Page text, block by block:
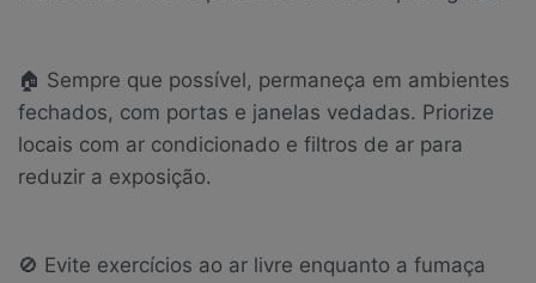
🏠 Sempre que possível, permaneça em ambientes
fechados, com portas e janelas vedadas. Priorize
locais com ar condicionado e filtros de ar para
reduzir a exposição.
🚫 Evite exercícios ao ar livre enquanto a fumaça